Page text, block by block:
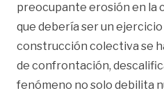
preocupante erosión en la
que debería ser un
construcción colectiva se
de confrontación,
fenómeno no solo debilita